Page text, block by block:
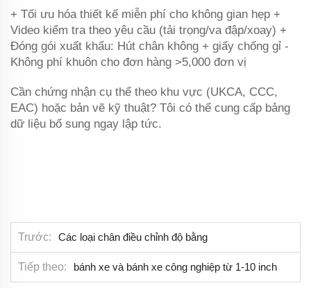
+ Tối ưu hóa thiết kế miễn phí cho không gian hẹp +
Video kiểm tra theo yêu cầu (tải trọng/va đập/xoay) +
Đóng gói xuất khẩu: Hút chân không + giấy chống gỉ -
Không phí khuôn cho đơn hàng >5,000 đơn vị
Cần chứng nhận cụ thể theo khu vực (UKCA, CCC,
EAC) hoặc bản vẽ kỹ thuật? Tôi có thể cung cấp bảng
dữ liệu bổ sung ngay lập tức.
Trước Các loại chân điều chỉnh độ bằng
Tiếp theo bánh xe và bánh xe công nghiệp từ 1-10 inch